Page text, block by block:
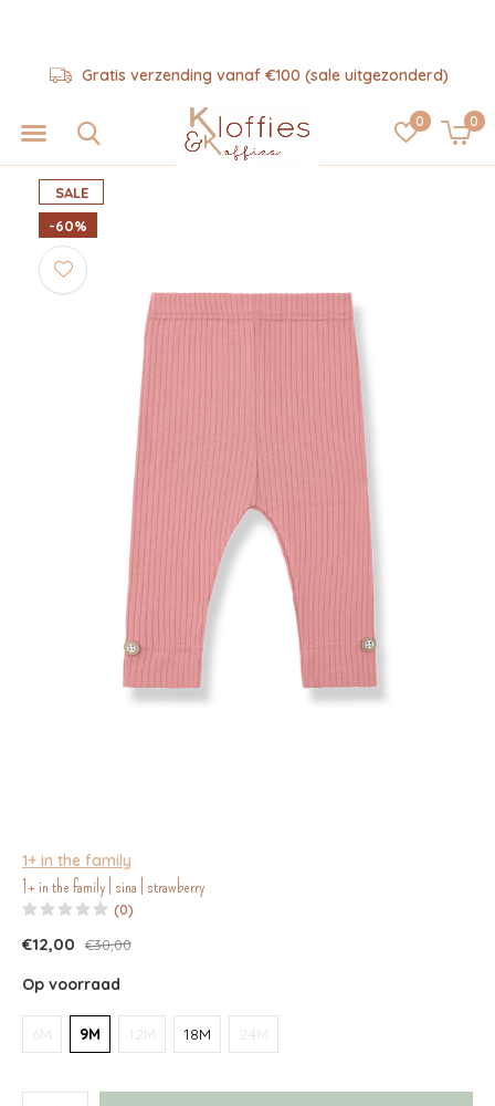
0 0
Gratis verzending vanaf €100 (sale uitgezonderd)
SALE
-60%
1+ in the family
1+ in the family | sina | strawberry
(0)
€12,00 €30,00
Op voorraad
6M 9M 12M 18M 24M